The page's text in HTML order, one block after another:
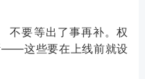
不要等出了事再补。权
——这些要在上线前就设